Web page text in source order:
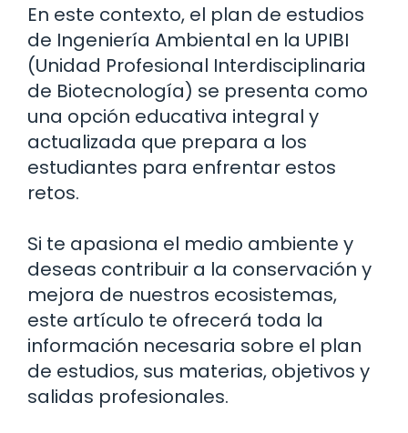
En este contexto, el plan de estudios
de Ingeniería Ambiental en la UPIBI
(Unidad Profesional Interdisciplinaria
de Biotecnología) se presenta como
una opción educativa integral y
actualizada que prepara a los
estudiantes para enfrentar estos
retos.
Si te apasiona el medio ambiente y
deseas contribuir a la conservación y
mejora de nuestros ecosistemas,
este artículo te ofrecerá toda la
información necesaria sobre el plan
de estudios, sus materias, objetivos y
salidas profesionales.